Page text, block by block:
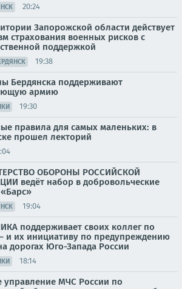
20:24
Запорожской области действует
страхования военных рисков с
поддержкой
19:38
Бердянска поддерживают
армию
19:30
правила для самых маленьких: в
прошел лекторий
ОБОРОНЫ РОССИЙСКОЙ
ведёт набор в добровольческие
19:04
поддерживает своих коллег по
и их инициативу по предупреждению
дорогах Юго-Запада России
18:14
управление МЧС России по